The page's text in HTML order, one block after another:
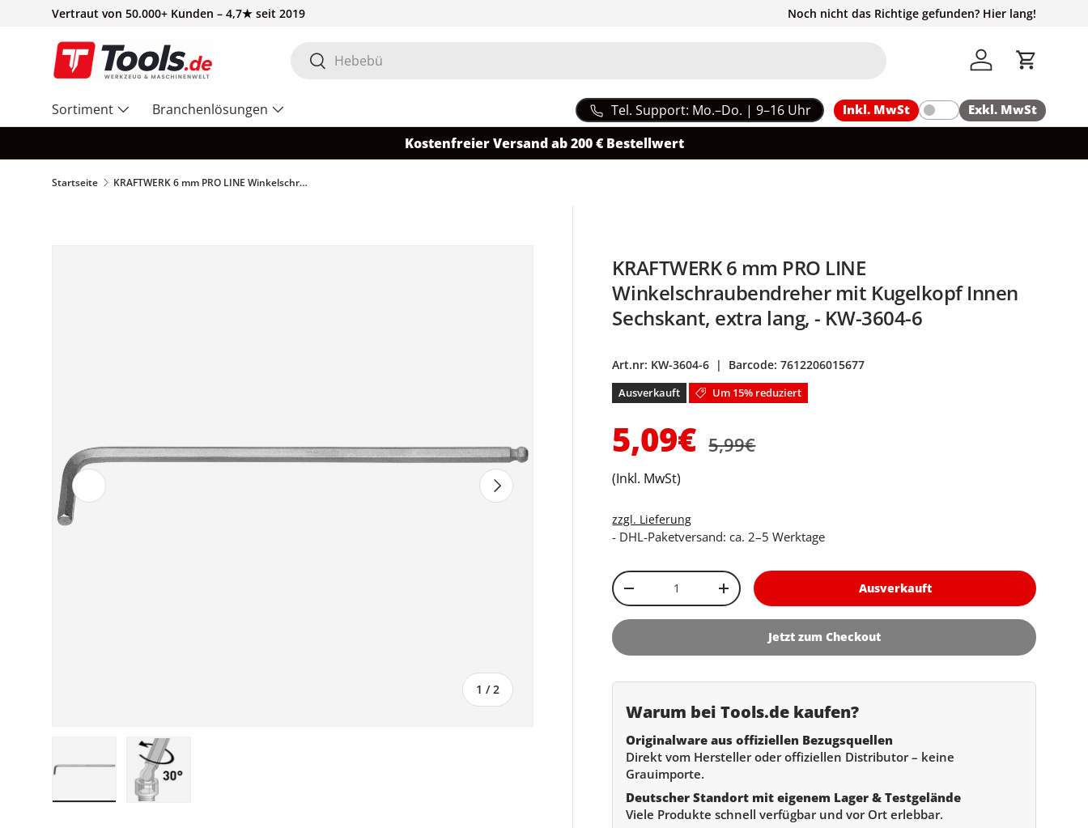
Vertraut von 50.000+ Kunden – 4,7★ seit 2019 Noch nicht das Richtige gefunden? Hier lang!
Suchen
Suchen Einloggen
Sortiment Branchenlösungen Tel. Support: Mo.–Do. | 9–16 Uhr Inkl. MwSt Exkl. MwSt
Kostenfreier Versand ab 200 € Bestellwert
Startseite KRAFTWERK 6 mm PRO LINE Winkelschraubendreher mit Kugelkopf Innen Sechskant, extra lang, - KW-3604-6
Vorherige
1 /von
2
Nächste
KRAFTWERK 6 mm PRO LINE
Winkelschraubendreher mit Kugelkopf Innen
Sechskant, extra lang, - KW-3604-6
Art.nr: KW-3604-6 | Barcode: 7612206015677
Ausverkauft Um 15% reduziert
Verkaufspreis
5,09€ 5,99€
(Inkl. MwSt)
zzgl. Lieferung
- DHL-Paketversand: ca. 2–5 Werktage
Anzahl
Menge verringernMenge erhöhen Ausverkauft
Jetzt zum Checkout
Warum bei Tools.de kaufen?
Originalware aus offiziellen Bezugsquellen
Direkt vom Hersteller oder offiziellen Distributor – keine
Grauimporte.
Deutscher Standort mit eigenem Lager & Testgelände
Viele Produkte schnell verfügbar und vor Ort erlebbar.